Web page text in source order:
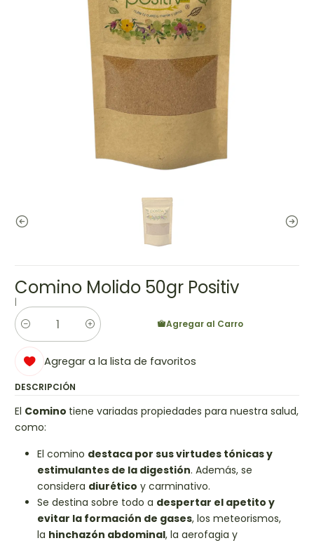
Comino Molido 50gr Positiv
|
Cantidad
Agregar al Carro
Agregar a la lista de favoritos
DESCRIPCIÓN
El Comino tiene variadas propiedades para nuestra salud,
como:
El comino destaca por sus virtudes tónicas y
estimulantes de la digestión. Además, se
considera diurético y carminativo.
Se destina sobre todo a despertar el apetito y
evitar la formación de gases, los meteorismos,
la hinchazón abdominal, la aerofagia y